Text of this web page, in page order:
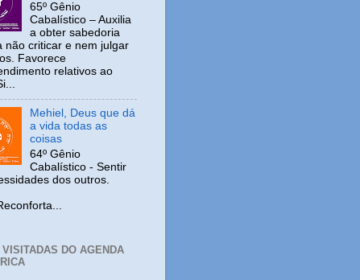
65º Gênio
Cabalístico – Auxilia
a obter sabedoria
não criticar e nem julgar
Favorece
relativos ao
Mehiel, Deus que dá
a vida todas as
coisas
64º Gênio
Cabalístico - Sentir
dos outros.
DO AGENDA